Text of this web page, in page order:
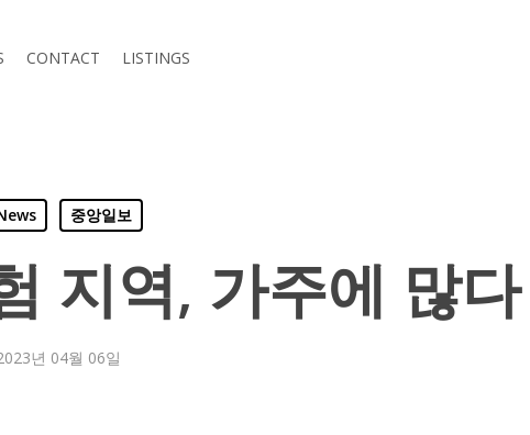
CONTACT LISTINGS
중앙일보
지역, 가주에 많다
년 04월 06일